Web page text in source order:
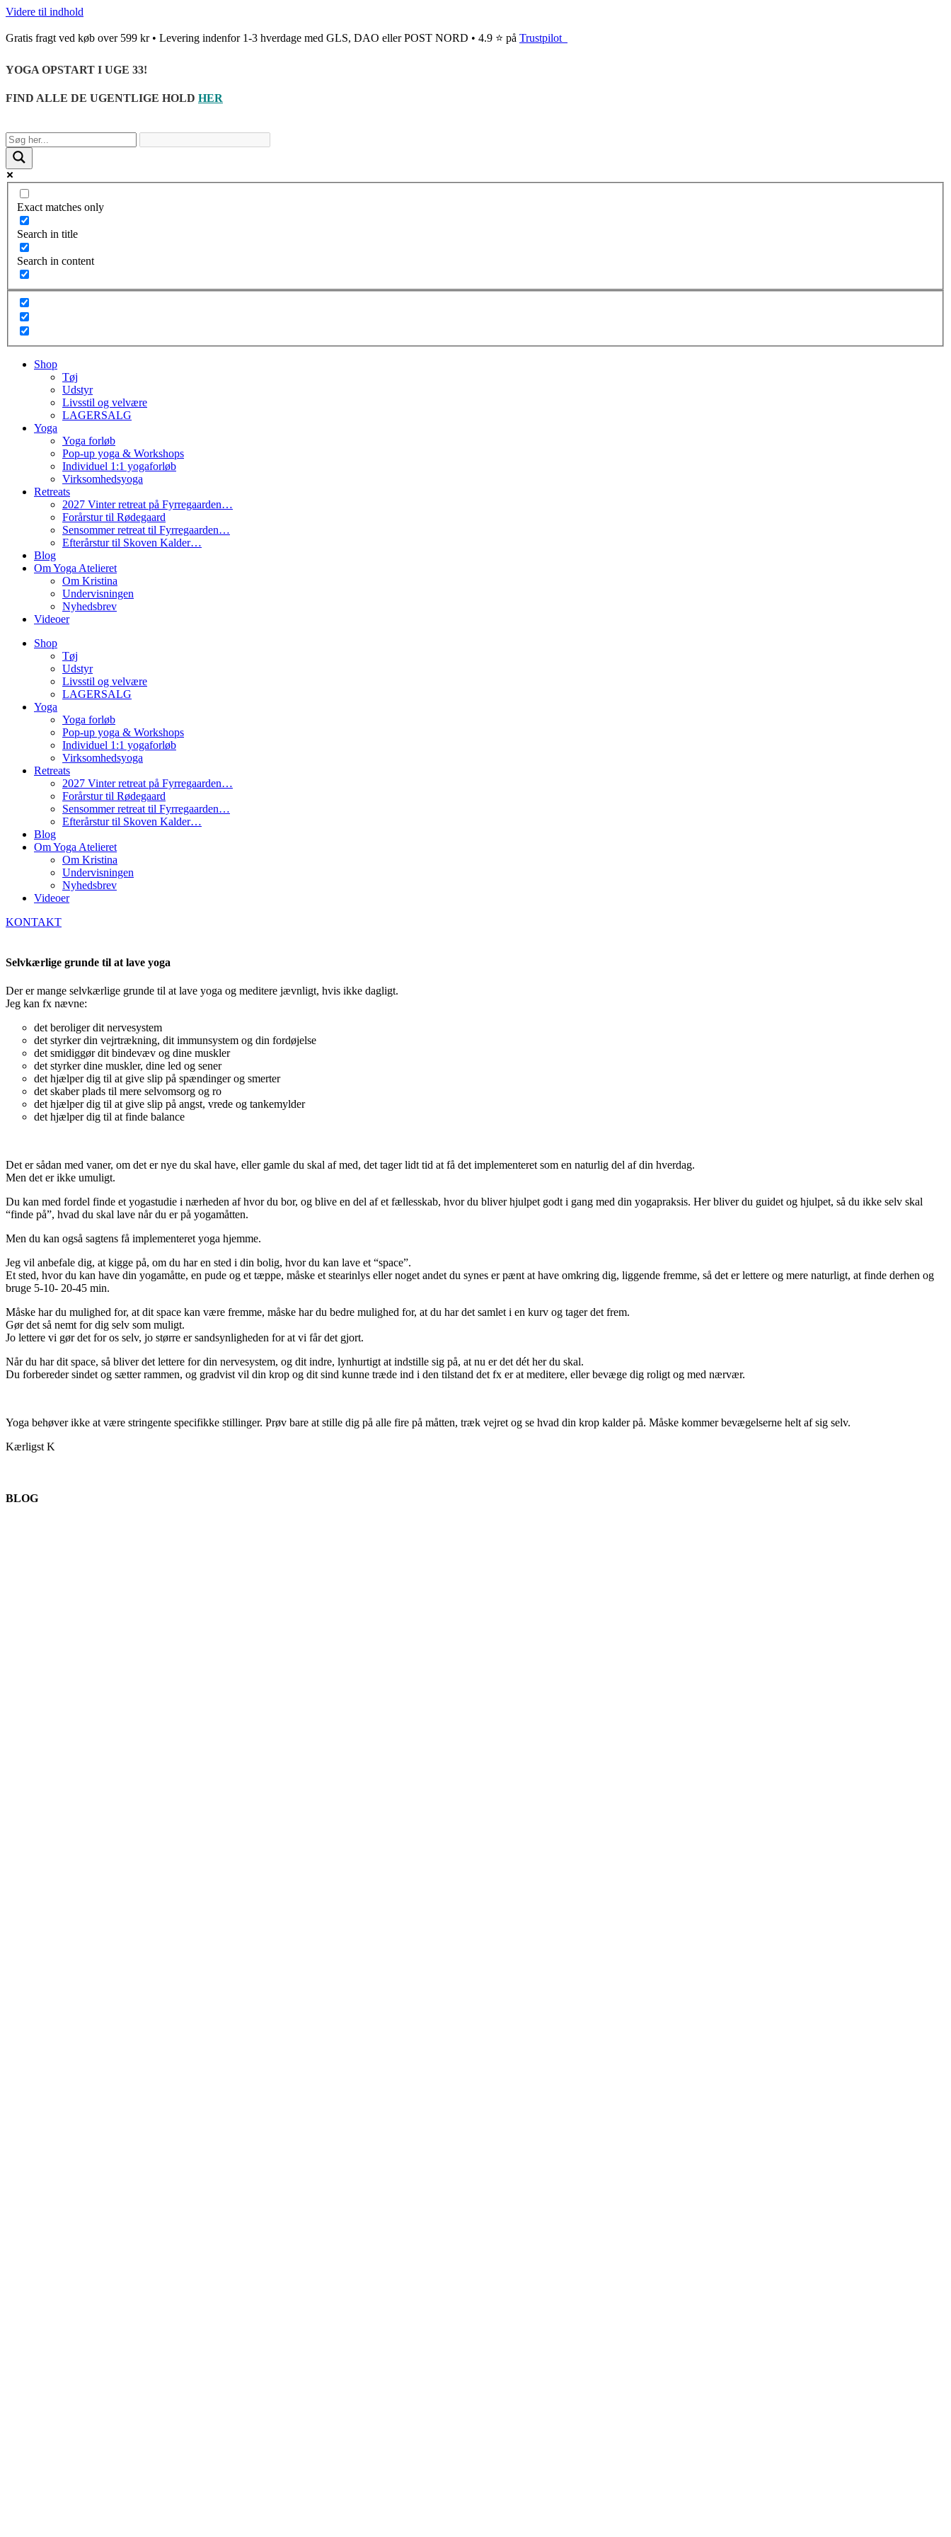
Videre til indhold
Gratis fragt ved køb over 599 kr • Levering indenfor 1-3 hverdage med GLS, DAO eller POST NORD • 4.9 ⭐ på Trustpilot
YOGA OPSTART I UGE 33!
FIND ALLE DE UGENTLIGE HOLD HER
Exact matches only
Search in title
Search in content
Shop
Tøj
Udstyr
Livsstil og velvære
LAGERSALG
Yoga
Yoga forløb
Pop-up yoga & Workshops
Individuel 1:1 yogaforløb
Virksomhedsyoga
Retreats
2027 Vinter retreat på Fyrregaarden…
Forårstur til Rødegaard
Sensommer retreat til Fyrregaarden…
Efterårstur til Skoven Kalder…
Blog
Om Yoga Atelieret
Om Kristina
Undervisningen
Nyhedsbrev
Videoer
Shop
Tøj
Udstyr
Livsstil og velvære
LAGERSALG
Yoga
Yoga forløb
Pop-up yoga & Workshops
Individuel 1:1 yogaforløb
Virksomhedsyoga
Retreats
2027 Vinter retreat på Fyrregaarden…
Forårstur til Rødegaard
Sensommer retreat til Fyrregaarden…
Efterårstur til Skoven Kalder…
Blog
Om Yoga Atelieret
Om Kristina
Undervisningen
Nyhedsbrev
Videoer
KONTAKT
Selvkærlige grunde til at lave yoga
Der er mange selvkærlige grunde til at lave yoga og meditere jævnligt, hvis ikke dagligt.
Jeg kan fx nævne:
det beroliger dit nervesystem
det styrker din vejrtrækning, dit immunsystem og din fordøjelse
det smidiggør dit bindevæv og dine muskler
det styrker dine muskler, dine led og sener
det hjælper dig til at give slip på spændinger og smerter
det skaber plads til mere selvomsorg og ro
det hjælper dig til at give slip på angst, vrede og tankemylder
det hjælper dig til at finde balance
Det er sådan med vaner, om det er nye du skal have, eller gamle du skal af med, det tager lidt tid at få det implementeret som en naturlig del af din hverdag.
Men det er ikke umuligt.
Du kan med fordel finde et yogastudie i nærheden af hvor du bor, og blive en del af et fællesskab, hvor du bliver hjulpet godt i gang med din yogapraksis. Her bliver du guidet og hjulpet, så du ikke selv skal
“finde på”, hvad du skal lave når du er på yogamåtten.
Men du kan også sagtens få implementeret yoga hjemme.
Jeg vil anbefale dig, at kigge på, om du har en sted i din bolig, hvor du kan lave et “space”.
Et sted, hvor du kan have din yogamåtte, en pude og et tæppe, måske et stearinlys eller noget andet du synes er pænt at have omkring dig, liggende fremme, så det er lettere og mere naturligt, at finde derhen og
bruge 5-10- 20-45 min.
Måske har du mulighed for, at dit space kan være fremme, måske har du bedre mulighed for, at du har det samlet i en kurv og tager det frem.
Gør det så nemt for dig selv som muligt.
Jo lettere vi gør det for os selv, jo større er sandsynligheden for at vi får det gjort.
Når du har dit space, så bliver det lettere for din nervesystem, og dit indre, lynhurtigt at indstille sig på, at nu er det dét her du skal.
Du forbereder sindet og sætter rammen, og gradvist vil din krop og dit sind kunne træde ind i den tilstand det fx er at meditere, eller bevæge dig roligt og med nærvær.
Yoga behøver ikke at være stringente specifikke stillinger. Prøv bare at stille dig på alle fire på måtten, træk vejret og se hvad din krop kalder på. Måske kommer bevægelserne helt af sig selv.
Kærligst K
BLOG